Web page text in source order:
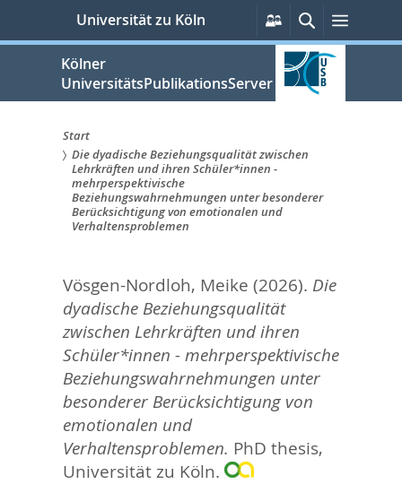
springen
Universität zu Köln
Persönliche
Services
Suche
Kölner
UniversitätsPublikationsServer
Sie
sind
hier:
Start
Die dyadische Beziehungsqualität zwischen
Lehrkräften und ihren Schüler*innen -
mehrperspektivische
Beziehungswahrnehmungen unter besonderer
Berücksichtigung von emotionalen und
Verhaltensproblemen
Vösgen-Nordloh, Meike (2026). Die
dyadische Beziehungsqualität
zwischen Lehrkräften und ihren
Schüler*innen - mehrperspektivische
Beziehungswahrnehmungen unter
besonderer Berücksichtigung von
emotionalen und
Verhaltensproblemen. PhD thesis,
Universität zu Köln.